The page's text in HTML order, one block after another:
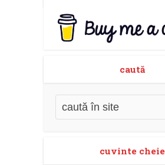
caută
cuvinte cheie